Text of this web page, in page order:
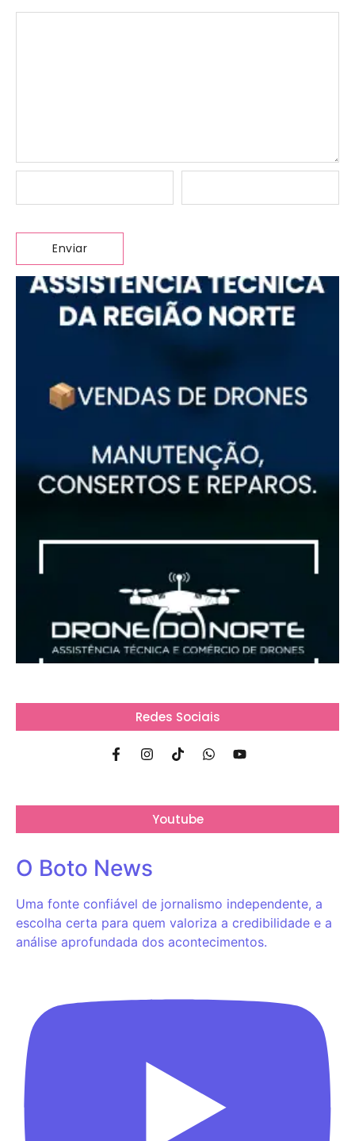
Redes Sociais
Youtube
O Boto News
Uma fonte confiável de jornalismo independente, a
escolha certa para quem valoriza a credibilidade e a
análise aprofundada dos acontecimentos.